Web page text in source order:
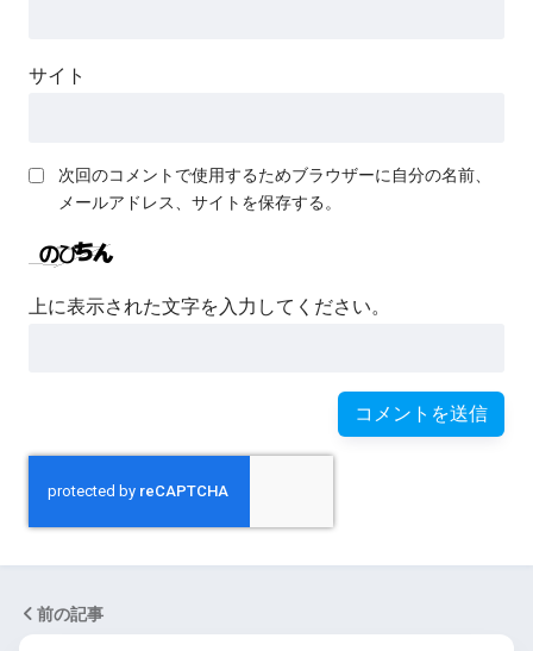
サイト
次回のコメントで使用するためブラウザーに自分の名前、
メールアドレス、サイトを保存する。
上に表示された文字を入力してください。
前の記事